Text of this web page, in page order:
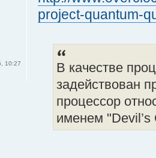
project-quantum-
В качестве
задействован
процессор
именем "Devil’s
10:27